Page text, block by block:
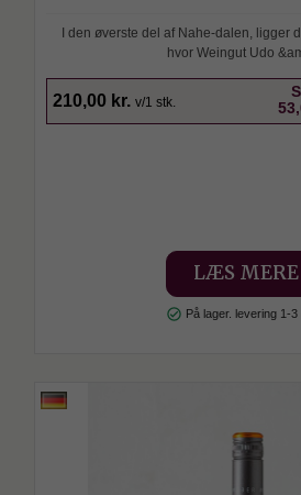
I den øverste del af Nahe-dalen, ligger
hvor Weingut Udo
210,00 kr. v/1 stk.
LÆS MERE
check_circle På lager. levering 1-3